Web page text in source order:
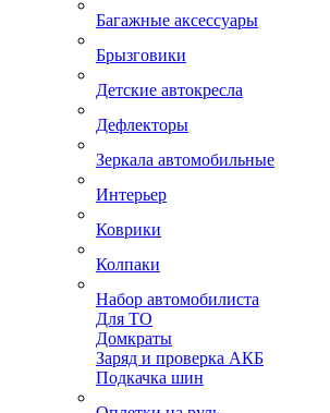
Багажные аксессуары
Брызговики
Детские автокресла
Дефлекторы
Зеркала автомобильные
Интерьер
Коврики
Колпаки
Набор автомобилиста
Для ТО
Домкраты
Заряд и проверка АКБ
Подкачка шин